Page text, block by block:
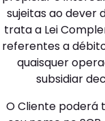
sujeitas ao dever
trata a Lei
referentes a
quaisquer
subsidiar
O Cliente poderá